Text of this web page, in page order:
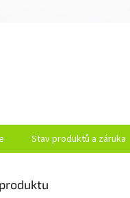
Stav produktů a záruka